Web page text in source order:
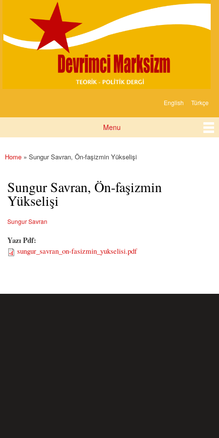
content
Marksizm
English Türkçe
Menu
You are here
Home » Sungur Savran, Ön-faşizmin Yükselişi
Sungur Savran, Ön-faşizmin
Yükselişi
Sungur Savran
Yazı Pdf:
sungur_savran_on-fasizmin_yukselisi.pdf